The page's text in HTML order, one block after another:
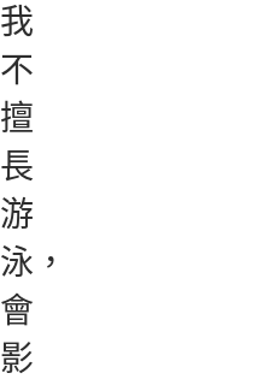
我
不
擅
長
游
泳，
會
影